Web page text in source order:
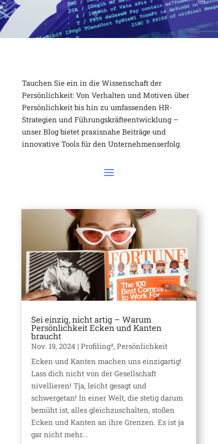
Tauchen Sie ein in die Wissenschaft der
Persönlichkeit: Von Verhalten und Motiven über
Persönlichkeit bis hin zu umfassenden HR-
Strategien und Führungskräfteentwicklung –
unser Blog bietet praxisnahe Beiträge und
innovative Tools für den Unternehmenserfolg.
Sei einzig, nicht artig – Warum
Persönlichkeit Ecken und Kanten
braucht
Nov. 19, 2024 | Profiling³, Persönlichkeit
Ecken und Kanten machen uns einzigartig!
Lass dich nicht von der Gesellschaft
nivellieren! Tja, leicht gesagt und
schwergetan! In einer Welt, die stetig darum
bemüht ist, alles gleichzuschalten, stoßen
Ecken und Kanten an ihre Grenzen. Es ist ja
gar nicht mehr...